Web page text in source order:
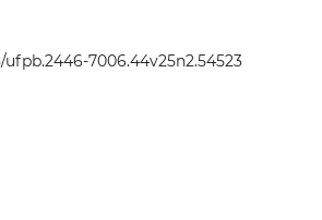
7006.44v25n2.54523